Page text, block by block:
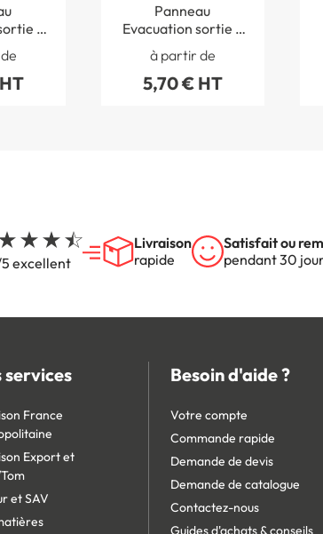
à
-
Panneau
Evacuation sortie à
gauche ISO 7010 -
STF 4022S
à partir de
5,70 € HT
excellent
Livraison
rapide
Satisfait ou
pendant 30
services
France
Export et
et SAV
Besoin d'aide ?
Votre compte
Commande rapide
Demande de devis
Demande de catalogue
Contactez-nous
Guides d'achats & conseils